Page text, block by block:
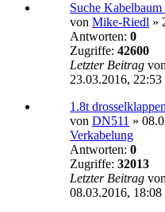
Suche
von Mike-Riedl »
Antworten: 0
Zugriffe: 42600
Letzter Beitrag von
23.03.2016, 22:53
1.8t
von DN511 »
Verkabelung
Antworten: 0
Zugriffe: 32013
Letzter Beitrag von
08.03.2016, 18:08